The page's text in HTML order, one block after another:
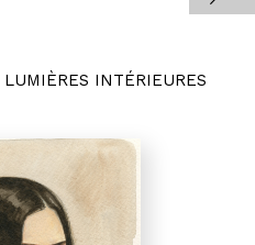
INTÉRIEURES